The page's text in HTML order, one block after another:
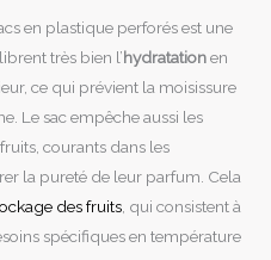
en plastique perforés est une
très bien l’hydratationen
ce qui prévient la moisissure
Le sac empêche aussi les
courants dans les
la pureté de leur parfum. Cela
des fruits , qui consistent à
spécifiques en température